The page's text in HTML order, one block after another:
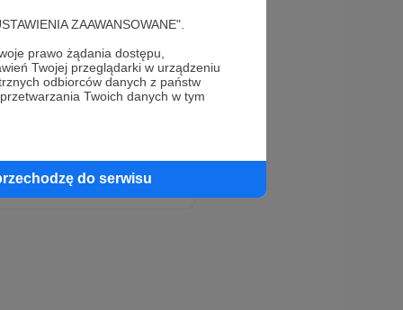
ZAAWANSOWANE".
prawo żądania dostępu,
Twojej przeglądarki w urządzeniu
odbiorców danych z państw
Twoich danych w tym
do serwisu